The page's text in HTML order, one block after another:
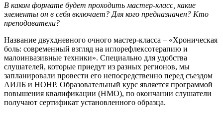
В каком формате будет проходить мастер-класс, какие
элементы он в себя включает? Для кого предназначен? Кто
преподаватели?
Название двухдневного очного мастер-класса – «Хроническая
боль: современный взгляд на иглорефлексотерапию и
малоинвазивные техники». Специально для удобства
слушателей, которые приедут из разных регионов, мы
запланировали провести его непосредственно перед съездом
АИЛБ и НОНР. Образовательный курс является программой
повышения квалификации (НМО), по окончании слушатели
получают сертификат установленного образца.